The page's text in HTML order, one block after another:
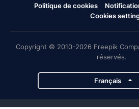
Politique de cookies
Cookies
Copyright © 2010-2026 Freepik
réservés.
Français